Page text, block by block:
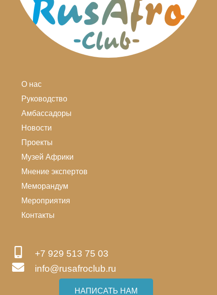
О нас
Руководство
Амбассадоры
Новости
Проекты
Музей Африки
Мнение экспертов
Меморандум
Мероприятия
Контакты
+7 929 513 75 03
info@rusafroclub.ru
НАПИСАТЬ НАМ